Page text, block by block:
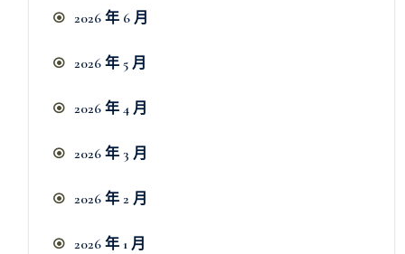
2026 年 6 月
2026 年 5 月
2026 年 4 月
2026 年 3 月
2026 年 2 月
2026 年 1 月